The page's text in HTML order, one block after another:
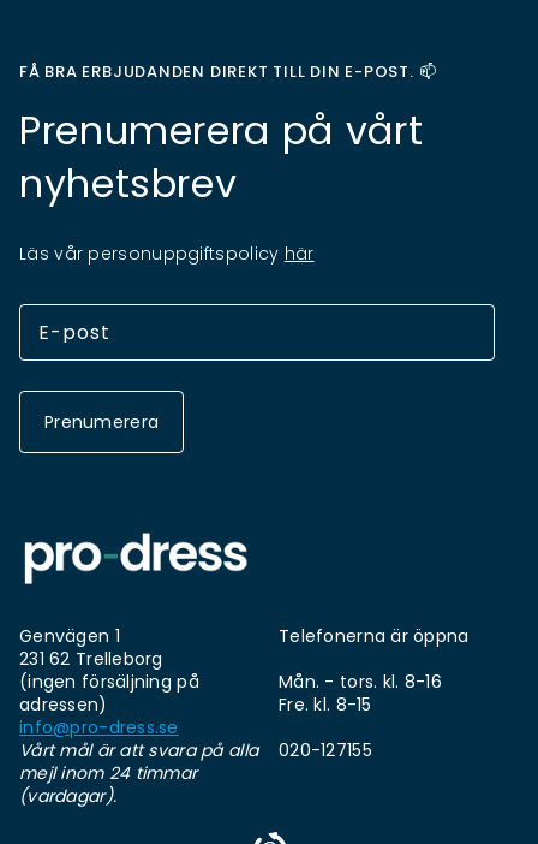
FÅ BRA ERBJUDANDEN DIREKT TILL DIN E-POST. 📫
Prenumerera på vårt
nyhetsbrev
Läs vår personuppgiftspolicy här
Prenumerera
Genvägen 1
231 62 Trelleborg
(ingen försäljning på
adressen)
info@pro-dress.se
Vårt mål är att svara på alla
mejl inom 24 timmar
(vardagar).
Telefonerna är öppna
Mån. - tors. kl. 8-16
Fre. kl. 8-15
020-127155